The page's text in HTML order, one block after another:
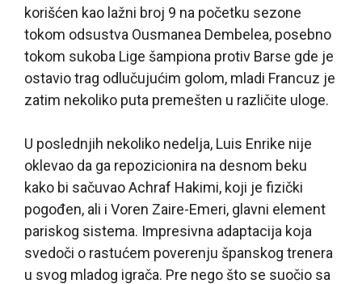
korišćen kao lažni broj 9 na početku sezone
tokom odsustva Ousmanea Dembelea, posebno
tokom sukoba Lige šampiona protiv Barse gde je
ostavio trag odlučujućim golom, mladi Francuz je
zatim nekoliko puta premešten u različite uloge.
U poslednjih nekoliko nedelja, Luis Enrike nije
oklevao da ga repozicionira na desnom beku
kako bi sačuvao Achraf Hakimi, koji je fizički
pogođen, ali i Voren Zaire-Emeri, glavni element
pariskog sistema. Impresivna adaptacija koja
svedoči o rastućem poverenju španskog trenera
u svog mladog igrača. Pre nego što se suočio sa